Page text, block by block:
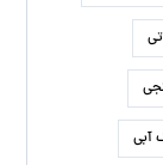
آبی